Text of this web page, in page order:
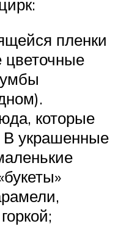
пленки
цветочные
которые
В украшенные